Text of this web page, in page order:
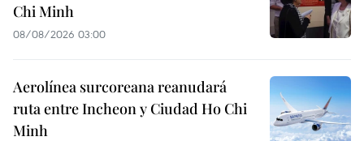
Chi Minh
08/08/2026 03:00
Aerolínea surcoreana reanudará
ruta entre Incheon y Ciudad Ho Chi
Minh